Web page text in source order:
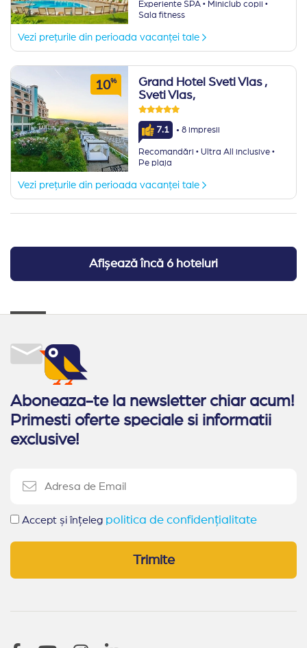
Experiente SPA ·Miniclub copii ·
Sala fitness
Vezi prețurile din perioada vacanței tale
10% Grand Hotel Sveti Vlas ,
Sveti Vlas,
7.1 · 8 impresii
Recomandări ·Ultra All inclusive ·
Pe plaja
Vezi prețurile din perioada vacanței tale
Afișează încă 6 hoteluri
Aboneaza-te la newsletter chiar acum!
Primesti oferte speciale si informatii
exclusive!
Accept și înțeleg politica de confidențialitate
Trimite